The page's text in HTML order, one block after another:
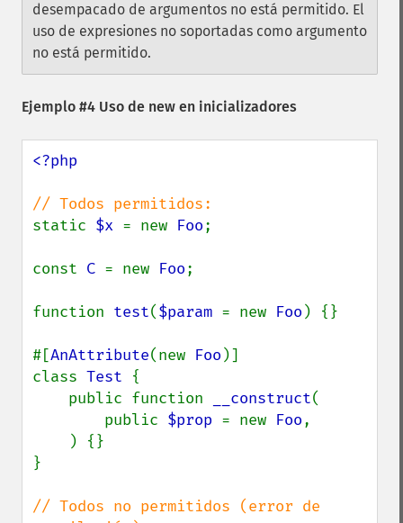
desempacado de argumentos no está permitido. El
uso de expresiones no soportadas como argumento
no está permitido.
Ejemplo #4 Uso de new en inicializadores
<?php
static $x = new Foo;
const C = new Foo;
function test($param = new Foo ) {}
#[AnAttribute(new Foo )]
class Test {
    public function
__construct(
        public
$prop = new Foo,
}
// Todos no permitidos (error de